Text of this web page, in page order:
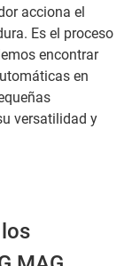
acciona el
Es el proceso
encontrar
en
versatilidad y